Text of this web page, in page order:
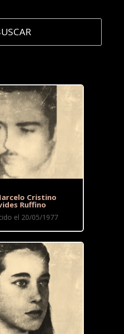
Cristino
Ruffino
el 20/05/1977